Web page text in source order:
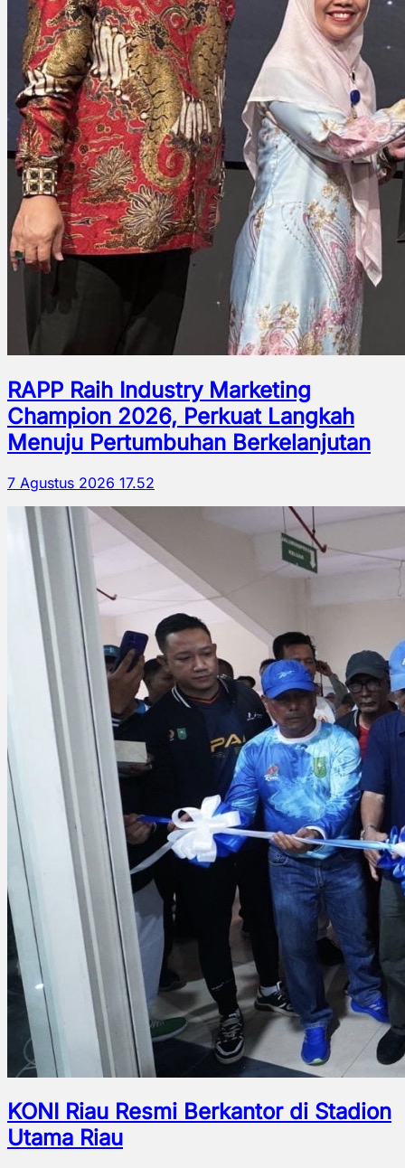
RAPP Raih Industry Marketing
Champion 2026, Perkuat Langkah
Menuju Pertumbuhan Berkelanjutan
7 Agustus 2026 17.52
KONI Riau Resmi Berkantor di Stadion
Utama Riau